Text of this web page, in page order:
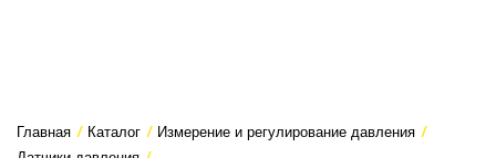
Главная / Каталог / Измерение и регулирование давления /